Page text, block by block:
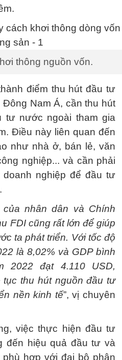
thông nguồn vốn.
điểm thu hút đầu tư
Nam Á, cần thu hút
tư nước ngoài tham gia
Điều này liên quan đến
như nhà ở, bán lẻ, văn
nghiệp... và cần phải
nghiệp để đầu tư
nhân dân và Chính
FDI cũng rất lớn để giúp
ta phát triển. Với tốc độ
là 8,02% và GDP bình
2022 đạt 4.110 USD,
thu hút nguồn đầu tư
nền kinh tế”, vị chuyên
việc thực hiện đầu tư
đến hiệu quả đầu tư và
hợp với đại bộ phận